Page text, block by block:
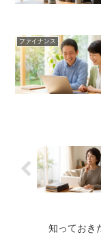
ファイナンス
知っておき